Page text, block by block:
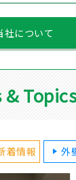
社について
&
着情報 外